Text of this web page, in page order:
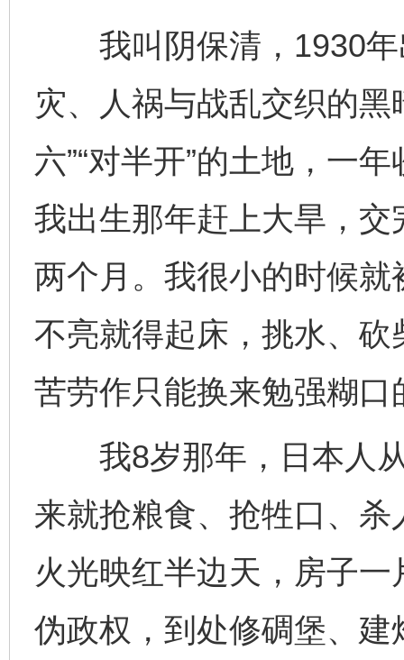
我叫阴保清，1930年
灾、人祸与战乱交织的
六”“对半开”的土地，一
我出生那年赶上大旱，
两个月。我很小的时候就
不亮就得起床，挑水、
苦劳作只能换来勉强糊
我8岁那年，日本人从
来就抢粮食、抢牲口、
火光映红半边天，房子
伪政权，到处修碉堡、